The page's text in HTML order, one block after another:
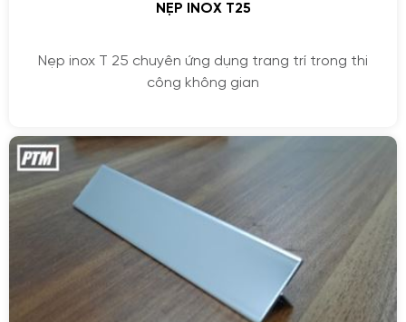
NẸP INOX T25
Nẹp inox T 25 chuyên ứng dụng trang trí trong thi
công không gian